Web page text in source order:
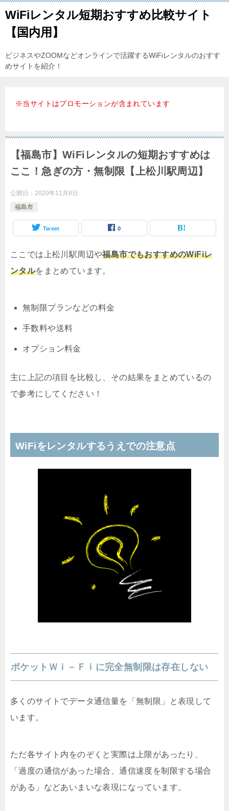
WiFiレンタル短期おすすめ比較サイト
【国内用】
ビジネスやZOOMなどオンラインで活躍するWiFiレンタルのおすす
めサイトを紹介！
※当サイトはプロモーションが含まれています
【福島市】WiFiレンタルの短期おすすめは
ここ！急ぎの方・無制限【上松川駅周辺】
公開日： 2020年11月8日
福島市
Tweet 0
ここでは上松川駅周辺や福島市でもおすすめのWiFiレ
ンタルをまとめています。
無制限プランなどの料金
手数料や送料
オプション料金
主に上記の項目を比較し、その結果をまとめているの
で参考にしてください！
WiFiをレンタルするうえでの注意点
ポケットＷｉ－Ｆｉに完全無制限は存在しない
多くのサイトでデータ通信量を「無制限」と表現して
います。
ただ各サイト内をのぞくと実際は上限があったり、
「過度の通信があった場合、通信速度を制限する場合
がある」などあいまいな表現になっています。